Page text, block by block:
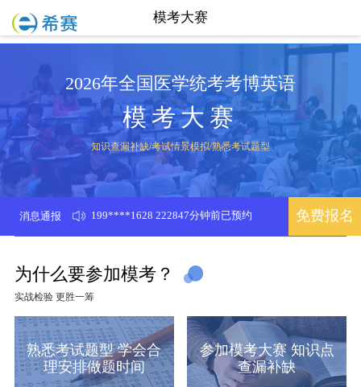
模考大赛
2026年全国医学统考考博英语
模考大赛
知识查漏补缺/考试情景模拟/熟悉考试题型
消息通报
199****1628 222847分钟前已预约
173****0302 222864分钟前已预约
周** 222801分钟前已预约
赫** 222812分钟前已预约
免费报名
为什么要参加模考？
实战检验 更胜一筹
熟悉考试题型 学会合
理安排做题时间
参加模考大赛 知识点
查漏补缺